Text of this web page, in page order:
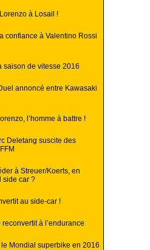
à Losail !
confiance à Valentino Rossi
saison de vitesse 2016
annoncé entre Kawasaki
l’homme à battre !
Deletang suscite des
à Streuer/Koerts, en
side car ?
au side-car !
à l’endurance
Mondial superbike en 2016